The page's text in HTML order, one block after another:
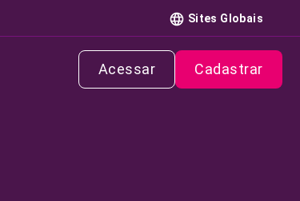
Sites Globais
Acessar Cadastrar